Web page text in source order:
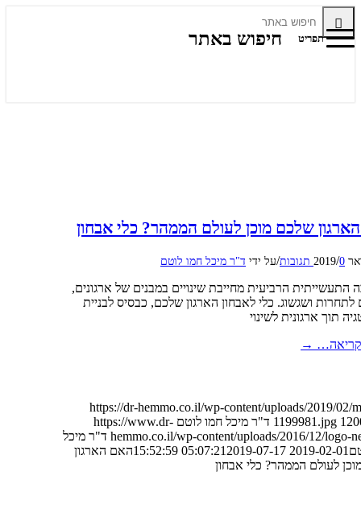
חיפוש באתר תפריט
שלכם מוכן לעולם הממהר? כלי אבחון
/0 תגובות /על ידי ד"ר מיכל חמו לוטם
התעשייתית הרביעית מחייבת שינויים במבנים של ארגונים,
לתחרות ושגשוג. כלי לאבחון הארגון שלכם, כבסיס לבניית
תוך ארגונית לשינוי
→
https://dr-hemmo.co.il/wp-content/uploads/2019/02/
1199981.jpg ד"ר מיכל חמו לוטם https://www.dr-
hemmo.co.il/wp-content/uploads/2016/12/logo- ד"ר מיכל
2019-02-01 05:07:21
2019-07-17 15:52:59
האם הארגון
לעולם הממהר? כלי אבחון